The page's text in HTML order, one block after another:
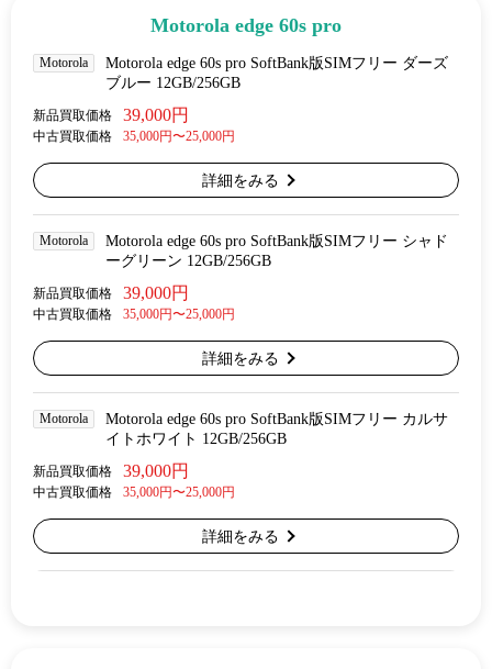
Motorola edge 60s pro
Motorola
Motorola edge 60s pro SoftBank版SIMフリー ダーズ
ブルー 12GB/256GB
新品買取価格 39,000円
中古買取価格 35,000円〜25,000円
詳細をみる
Motorola
Motorola edge 60s pro SoftBank版SIMフリー シャド
ーグリーン 12GB/256GB
新品買取価格 39,000円
中古買取価格 35,000円〜25,000円
詳細をみる
Motorola
Motorola edge 60s pro SoftBank版SIMフリー カルサ
イトホワイト 12GB/256GB
新品買取価格 39,000円
中古買取価格 35,000円〜25,000円
詳細をみる